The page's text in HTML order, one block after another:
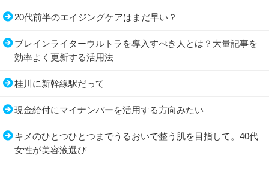
20代前半のエイジングケアはまだ早い？
ブレインライターウルトラを導入すべき人とは？大量記事を
効率よく更新する活用法
桂川に新幹線駅だって
現金給付にマイナンバーを活用する方向みたい
キメのひとつひとつまでうるおいで整う肌を目指して。40代
女性が美容液選び